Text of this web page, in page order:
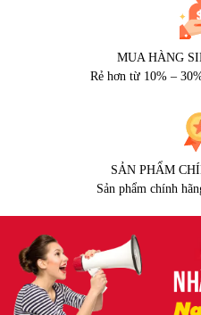
MUA HÀNG
Rẻ hơn từ 10% –
SẢN PHẨM
Sản phẩm chính